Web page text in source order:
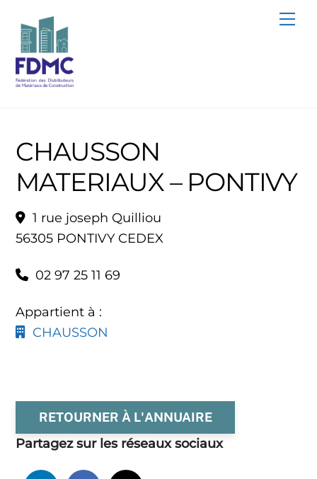
content
CHAUSSON
MATERIAUX – PONTIVY
1 rue joseph Quilliou
56305 PONTIVY CEDEX
02 97 25 11 69
Appartient à :
CHAUSSON
RETOURNER À L'ANNUAIRE
Partagez sur les réseaux sociaux